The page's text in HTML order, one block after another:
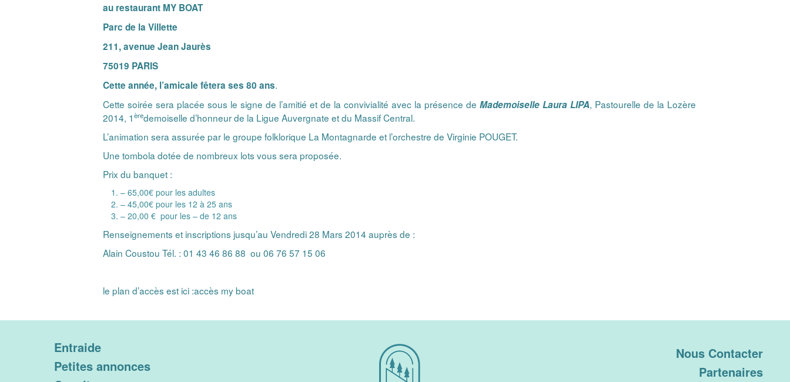
au restaurant MY BOAT
Parc de la Villette
211, avenue Jean Jaurès
75019 PARIS
Cette année, l’amicale fêtera ses 80 ans.
Cette soirée sera placée sous le signe de l’amitié et de la convivialité avec la présence de Mademoiselle Laura LIPA, Pastourelle de la Lozère
2014, 1èredemoiselle d’honneur de la Ligue Auvergnate et du Massif Central.
L’animation sera assurée par le groupe folklorique La Montagnarde et l’orchestre de Virginie POUGET.
Une tombola dotée de nombreux lots vous sera proposée.
Prix du banquet :
– 65,00€ pour les adultes
– 45,00€ pour les 12 à 25 ans
– 20,00 € pour les – de 12 ans
Renseignements et inscriptions jusqu’au Vendredi 28 Mars 2014 auprès de :
Alain Coustou Tél. : 01 43 46 86 88 ou 06 76 57 15 06
le plan d’accès est ici :accès my boat
Entraide
Petites annonces
Nous Contacter
Partenaires